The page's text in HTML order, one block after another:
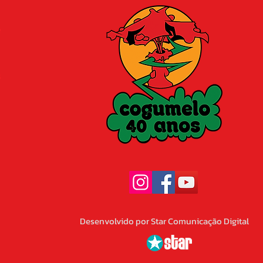
Desenvolvido por Star Comunicação Digital